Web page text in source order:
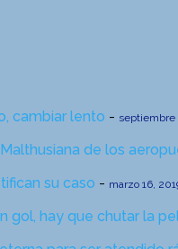
cambiar lento - septiembre
de los
su caso - marzo 16,
gol, hay que chutar la